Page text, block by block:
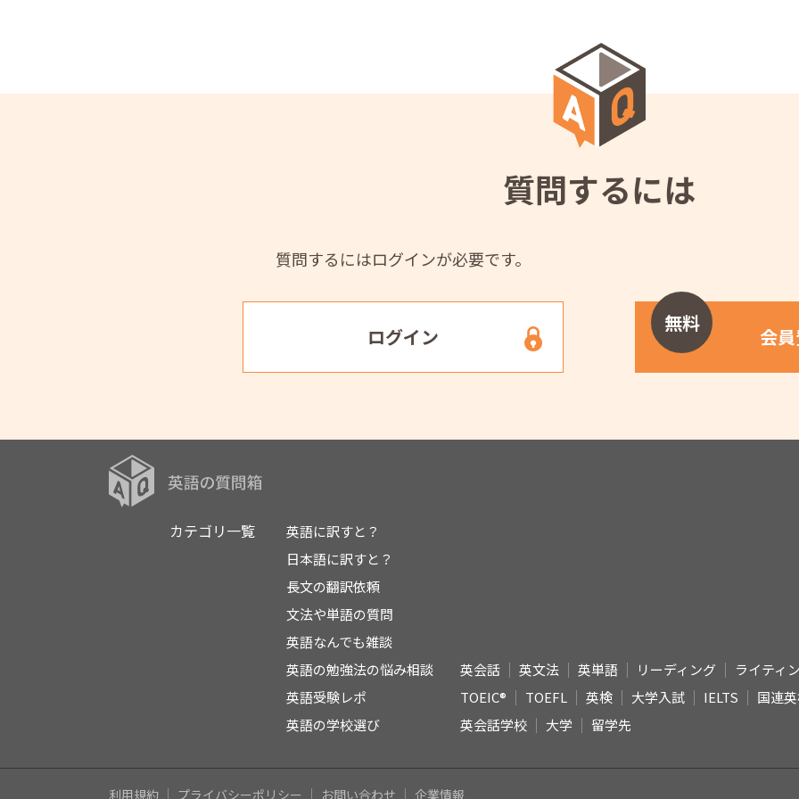
質問するには
質問するにはログインが必要です。
ログイン
無料
会
カテゴリ一覧
英語に訳すと？
日本語に訳すと？
長文の翻訳依頼
文法や単語の質問
英語なんでも雑談
英語の勉強法の悩み相談
英会話 英文法 英単語 リーディング
ライティ
英語受験レポ
TOEIC® TOEFL 英検 大学入試 IELTS
国連
英語の学校選び
英会話学校 大学 留学先
利用規約 プライバシーポリシー お問い合わせ 企業情報